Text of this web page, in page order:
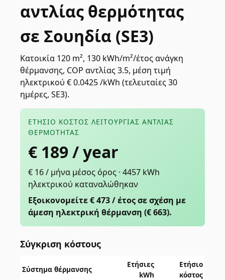
αντλίας θερμότητας
σε Σουηδία (SE3)
Κατοικία 120 m², 130 kWh/m²/έτος ανάγκη
θέρμανσης, COP αντλίας 3.5, μέση τιμή
ηλεκτρικού € 0.0425 /kWh (τελευταίες 30
ημέρες, SE3).
ΕΤΉΣΙΟ ΚΌΣΤΟΣ ΛΕΙΤΟΥΡΓΊΑΣ ΑΝΤΛΊΑΣ
ΘΕΡΜΌΤΗΤΑΣ
€ 189/ year
€ 16 / μήνα μέσος όρος · 4457 kWh
ηλεκτρικού καταναλώθηκαν
Εξοικονομείτε € 473 / έτος σε σχέση με
άμεση ηλεκτρική θέρμανση (€ 663).
Σύγκριση κόστους
Σύστημα θέρμανσης
Ετήσιες
kWh
Ετήσιο
κόστος